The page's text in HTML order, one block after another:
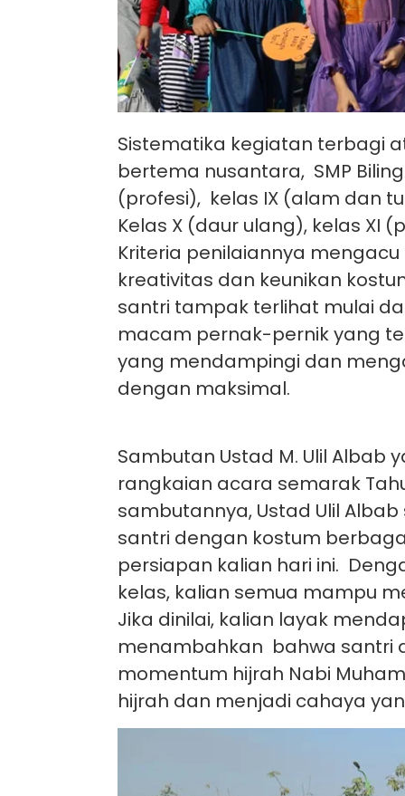
Sistematika kegiatan terbagi
bertema nusantara, SMP
(profesi), kelas IX (alam dan
Kelas X (daur ulang), kelas XI
Kriteria penilaiannya
kreativitas dan keunikan
santri tampak terlihat mulai
macam pernak-pernik yang
yang mendampingi dan
dengan maksimal.
Sambutan Ustad M. Ulil
rangkaian acara semarak
sambutannya, Ustad Ulil
santri dengan kostum
persiapan kalian hari ini.
kelas, kalian semua mampu
Jika dinilai, kalian layak
menambahkan bahwa santri
momentum hijrah Nabi
hijrah dan menjadi cahaya